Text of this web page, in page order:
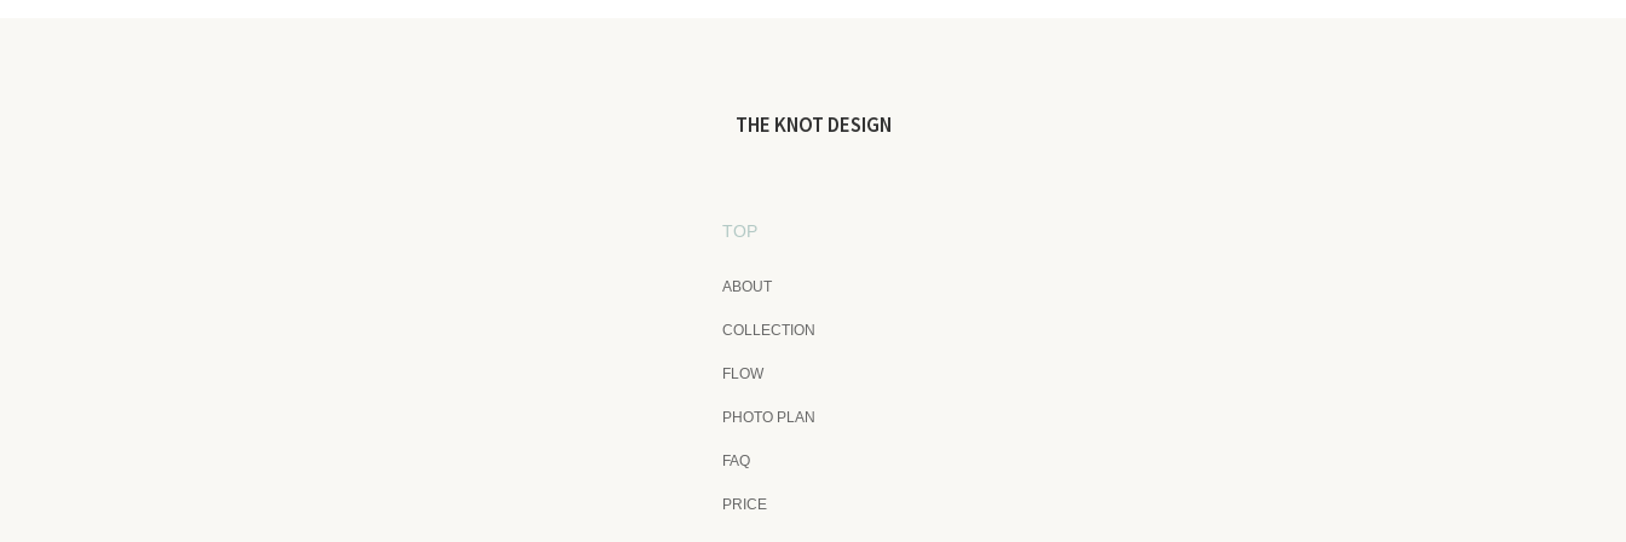
THE KNOT DESIGN
TOP
ABOUT
COLLECTION
FLOW
PHOTO PLAN
FAQ
PRICE